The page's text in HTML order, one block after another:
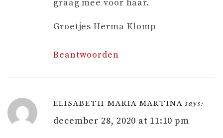
graag mee voor haar.
Groetjes Herma Klomp
Beantwoorden
ELISABETH MARIA MARTINA says:
december 28, 2020 at 11:10 pm